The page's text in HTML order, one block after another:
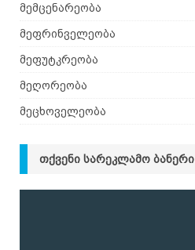
მემცენარეობა
მეფრინველეობა
მეფუტკრეობა
მეღორეობა
მეცხოველეობა
ᲗᲥᲕᲔᲜᲘ ᲡᲐᲠᲔᲙᲚᲐᲛᲝ ᲑᲐᲜᲔᲠᲘ